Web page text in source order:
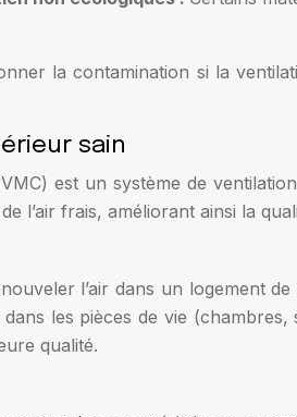
la contamination si la
sain
est un système de
l’air frais, améliorant ainsi la
l’air dans un logement
les pièces de vie
qualité.